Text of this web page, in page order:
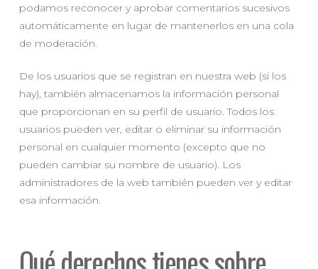
podamos reconocer y aprobar comentarios sucesivos
automáticamente en lugar de mantenerlos en una cola
de moderación.
De los usuarios que se registran en nuestra web (si los
hay), también almacenamos la información personal
que proporcionan en su perfil de usuario. Todos los
usuarios pueden ver, editar o eliminar su información
personal en cualquier momento (excepto que no
pueden cambiar su nombre de usuario). Los
administradores de la web también pueden ver y editar
esa información.